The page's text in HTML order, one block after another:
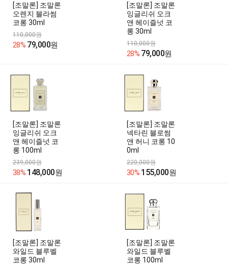
[조말론] 조말론
오렌지 블라썸
코롱 30ml
110,000원
28% 79,000원
[조말론] 조말론
잉글리쉬 오크
앤 헤이즐넛 코
롱 30ml
110,000원
28% 79,000원
[조말론] 조말론
잉글리쉬 오크
앤 헤이즐넛 코
롱 100ml
239,000원
38% 148,000원
[조말론] 조말론
넥타린 블로썸
앤 허니 코롱 10
0ml
220,000원
30% 155,000원
[조말론] 조말론
와일드 블루벨
코롱 30ml
[조말론] 조말론
와일드 블루벨
코롱 100ml